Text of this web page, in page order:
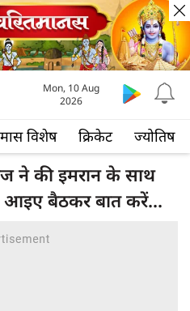
विशेष क्रिकेट ज्योतिष
Mon, 10 Aug
2026
ने की इमरान के साथ
बैठकर बात करें...